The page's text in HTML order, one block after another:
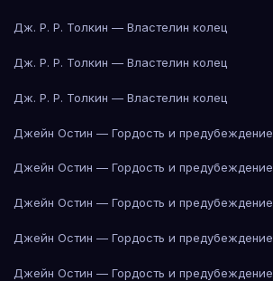
Дж. Р. Р. Толкин — Властелин колец
Дж. Р. Р. Толкин — Властелин колец
Дж. Р. Р. Толкин — Властелин колец
Джейн Остин — Гордость и предубеждение
Джейн Остин — Гордость и предубеждение
Джейн Остин — Гордость и предубеждение
Джейн Остин — Гордость и предубеждение
Джейн Остин — Гордость и предубеждение